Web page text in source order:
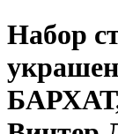
Набор